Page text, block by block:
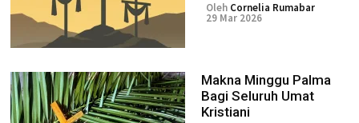
Oleh Cornelia Rumabar
29 Mar 2026
Makna Minggu Palma
Bagi Seluruh Umat
Kristiani